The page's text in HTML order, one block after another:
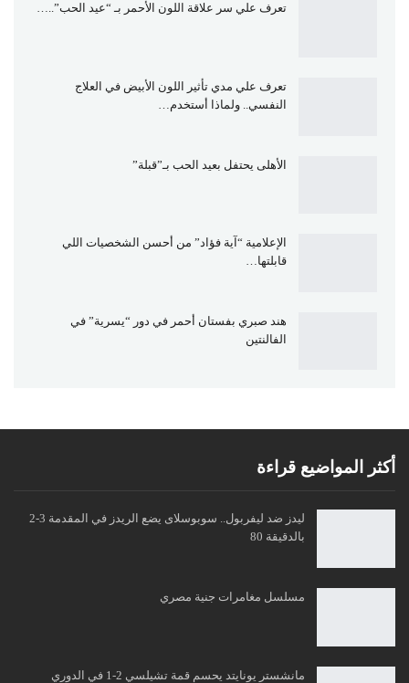
تعرف علي سر علاقة اللون الأحمر بـ “عيد الحب”..…
تعرف علي مدي تأثير اللون الأبيض في العلاج
النفسي.. ولماذا أستخدم…
الأهلى يحتفل بعيد الحب بـ”قبلة”
الإعلامية “آية فؤاد” من أحسن الشخصيات اللي
قابلتها…
هند صبري بفستان أحمر في دور “يسرية” في
الفالنتين
أكثر المواضيع قراءة
ليدز ضد ليفربول.. سوبوسلاى يضع الريدز في المقدمة 3-2
بالدقيقة 80
مسلسل مغامرات جنية مصري
مانشستر يونايتد يحسم قمة تشيلسي 2-1 في الدوري